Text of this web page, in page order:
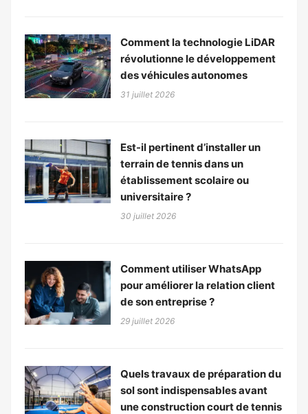
Comment la technologie LiDAR
révolutionne le développement
des véhicules autonomes
31 juillet 2026
Est-il pertinent d’installer un
terrain de tennis dans un
établissement scolaire ou
universitaire ?
30 juillet 2026
Comment utiliser WhatsApp
pour améliorer la relation client
de son entreprise ?
29 juillet 2026
Quels travaux de préparation du
sol sont indispensables avant
une construction court de tennis